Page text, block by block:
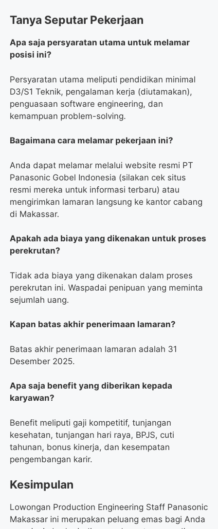
Tanya Seputar Pekerjaan
Apa saja persyaratan utama untuk melamar
posisi ini?
Persyaratan utama meliputi pendidikan minimal
D3/S1 Teknik, pengalaman kerja (diutamakan),
penguasaan software engineering, dan
kemampuan problem-solving.
Bagaimana cara melamar pekerjaan ini?
Anda dapat melamar melalui website resmi PT
Panasonic Gobel Indonesia (silakan cek situs
resmi mereka untuk informasi terbaru) atau
mengirimkan lamaran langsung ke kantor cabang
di Makassar.
Apakah ada biaya yang dikenakan untuk proses
perekrutan?
Tidak ada biaya yang dikenakan dalam proses
perekrutan ini. Waspadai penipuan yang meminta
sejumlah uang.
Kapan batas akhir penerimaan lamaran?
Batas akhir penerimaan lamaran adalah 31
Desember 2025.
Apa saja benefit yang diberikan kepada
karyawan?
Benefit meliputi gaji kompetitif, tunjangan
kesehatan, tunjangan hari raya, BPJS, cuti
tahunan, bonus kinerja, dan kesempatan
pengembangan karir.
Kesimpulan
Lowongan Production Engineering Staff Panasonic
Makassar ini merupakan peluang emas bagi Anda